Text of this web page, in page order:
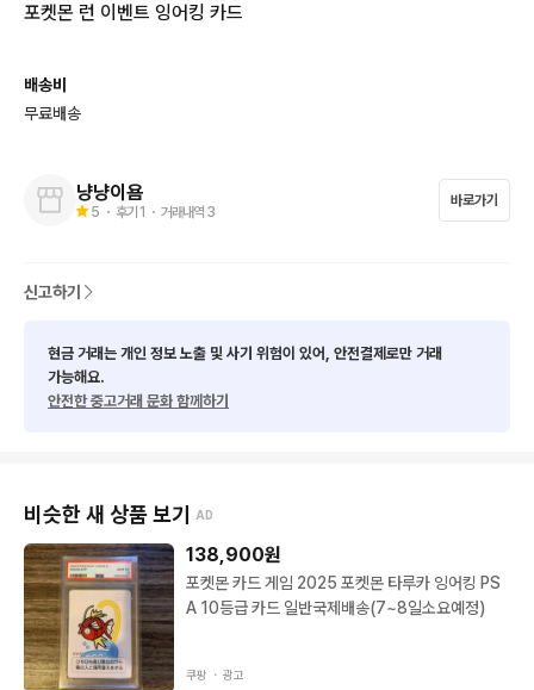
포켓몬 런 이벤트 잉어킹 카드
배송비
무료배송
냥냥이욤
5 ・ 후기 1 ・ 거래내역 3
바로가기
신고하기
현금 거래는 개인 정보 노출 및 사기 위험이 있어, 안전결제로만 거래
가능해요.
안전한 중고거래 문화 함께하기
비슷한 새 상품 보기 AD
138,900원
포켓몬 카드 게임 2025 포켓몬 타루카 잉어킹 PS
A 10등급 카드 일반국제배송(7~8일소요예정)
쿠팡 ・ 광고